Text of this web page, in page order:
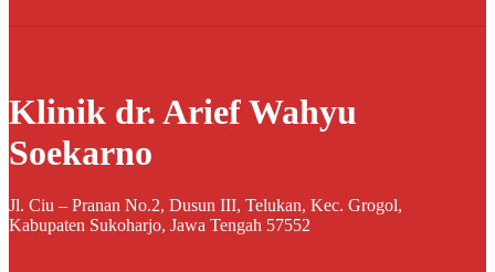
Klinik dr. Arief Wahyu
Soekarno
Jl. Ciu – Pranan No.2, Dusun III, Telukan, Kec. Grogol,
Kabupaten Sukoharjo, Jawa Tengah 57552